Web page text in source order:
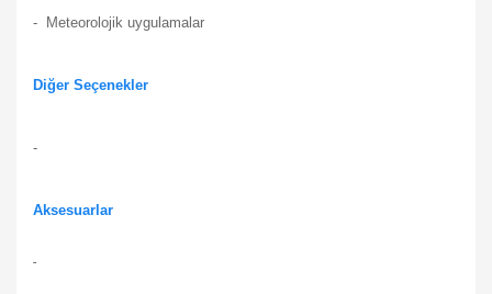
- Meteorolojik uygulamalar
Diğer Seçenekler
-
Aksesuarlar
-